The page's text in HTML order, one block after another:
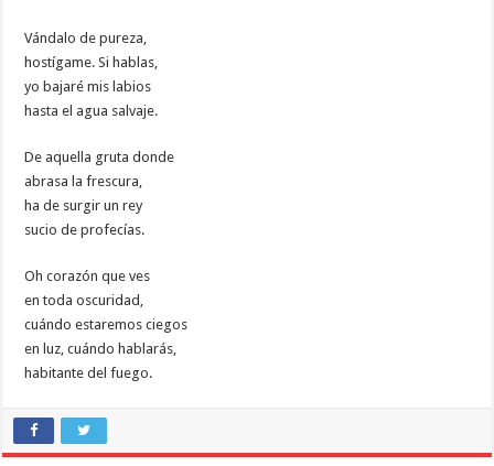
Vándalo de pureza,
hostígame. Si hablas,
yo bajaré mis labios
hasta el agua salvaje.
De aquella gruta donde
abrasa la frescura,
ha de surgir un rey
sucio de profecías.
Oh corazón que ves
en toda oscuridad,
cuándo estaremos ciegos
en luz, cuándo hablarás,
habitante del fuego.